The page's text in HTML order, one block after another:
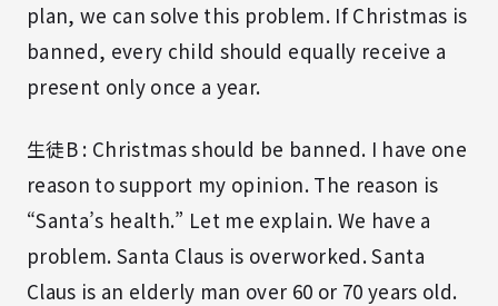
plan, we can solve this problem. If Christmas is
banned, every child should equally receive a
present only once a year.
生徒B : Christmas should be banned. I have one
reason to support my opinion. The reason is
“Santa’s health.” Let me explain. We have a
problem. Santa Claus is overworked. Santa
Claus is an elderly man over 60 or 70 years old.